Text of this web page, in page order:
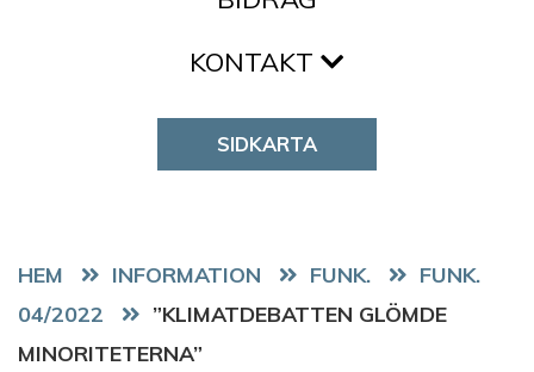
KONTAKT
SIDKARTA
HEM FUNK.
FUNK.
04/2022
”KLIMATDEBATTEN GLÖMDE
MINORITETERNA”